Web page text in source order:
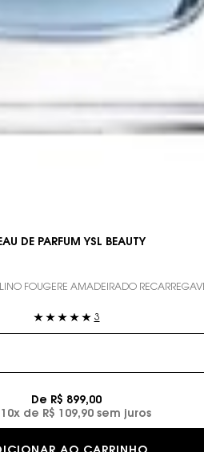
DE PARFUM YSL BEAUTY
FOUGÉRE AMADEIRADO
3
De R$ 899,00
10x de R$ 109,90sem juros